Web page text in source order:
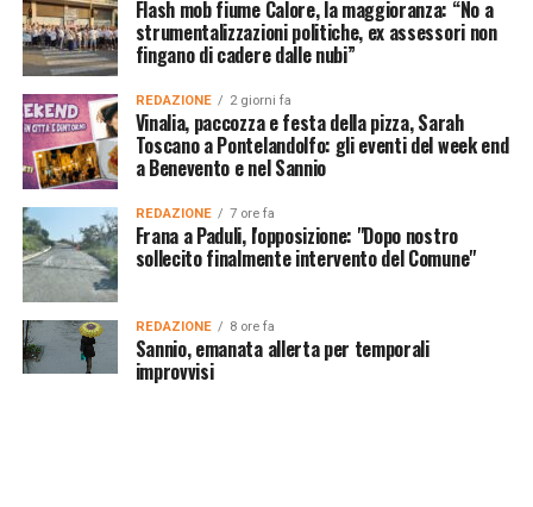
Flash mob fiume Calore, la maggioranza: “No a
strumentalizzazioni politiche, ex assessori non
fingano di cadere dalle nubi”
REDAZIONE 2 giorni fa
Vinalia, paccozza e festa della pizza, Sarah
Toscano a Pontelandolfo: gli eventi del week end
a Benevento e nel Sannio
REDAZIONE 7 ore fa
Frana a Paduli, l'opposizione: "Dopo nostro
sollecito finalmente intervento del Comune"
REDAZIONE 8 ore fa
Sannio, emanata allerta per temporali
improvvisi